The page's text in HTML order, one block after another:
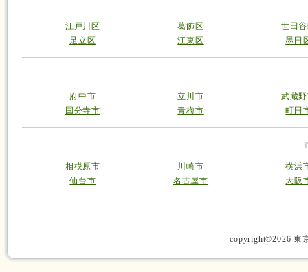
江戸川区 葛飾区
世田
足立区
江東区 墨田
府中市 立川市
武蔵
国分寺市
青梅市 町田
相模原市 川崎市
横浜
仙台市
名古屋市 大阪
copyright©2026 東